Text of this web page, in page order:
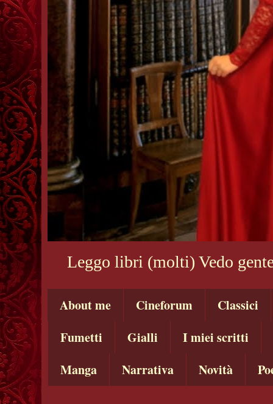
Leggo libri (molti) Vedo
About me Cineforum
Classici
Fumetti
Gialli
I miei scritti
Manga
Narrativa Novità